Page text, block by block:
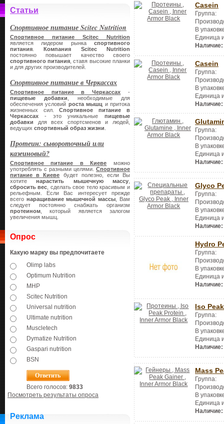
Статьи
Спортивное питание Scitec Nutrition
Спортивное питание Scitec Nutrition
является лидером рынка спортивного
питания .Компания Scitec Nutrition
постоянно повышает качество своего
спортивного питания , ставя высокие планки
и для других производителей.
Спортивное питание в Черкассах
Спортивное питание в Черкассах -
пищевые добавки , необходимые для
обеспечения условий роста мышц и притока
жизненных сил.Спортивное питание в
Черкассах - это уникальные пищевые
добавки для всех спортсменов и людей,
ведущих спортивный образ жизни
Протеин: сывороточный или
казеиновый?
Спортивное питание в Киеве можно
употреблять с разными целями. Спортивное
питание в Киеве будет полезно, если Вы
хотитенарастить мышечную массу
сбросить вес , сделать свое тело красивым и
рельефным. Если Вас интересует прежде
всего наращивание мышечной массы , Вам
следует постоянно снабжать организм
протеином , который является залогом
увеличения мышц.
Опрос
Какую марку вы предпочитаете
Olimp labs
Optimum Nutrition
MHP
Scitec Nutrition
Universal nutrition
Ultimate nutrition
Muscletech
Dymatize Nutrition
Gaspari nutrition
BSN
Всего голосов: 9833
Посмотреть результаты опроса
Реклама
Casein
Группа:
В
Единица
Наличие:
Casein
Группа:
В
Единица
Наличие:
Группа:
В
Единица
Наличие:
Glyco
Группа:
В
Единица
Наличие:
Hydro
Группа:
В
Единица
Наличие:
Iso
Группа:
В
Единица
Наличие:
Mass
Группа:
В
Единица
Наличие: